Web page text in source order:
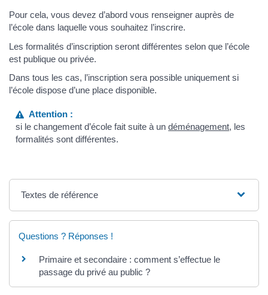
Pour cela, vous devez d’abord vous renseigner auprès de
l’école dans laquelle vous souhaitez l’inscrire.
Les formalités d’inscription seront différentes selon que l’école
est publique ou privée.
Dans tous les cas, l’inscription sera possible uniquement si
l’école dispose d’une place disponible.
Attention :
si le changement d’école fait suite à undéménagement, les
formalités sont différentes.
Textes de référence
Questions ? Réponses !
Primaire et secondaire : comment s’effectue le
passage du privé au public ?